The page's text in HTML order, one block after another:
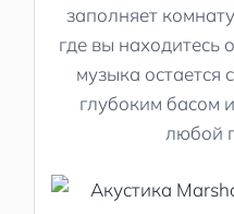
заполняет
где вы находитесь
музыка остается
глубоким басом
любой